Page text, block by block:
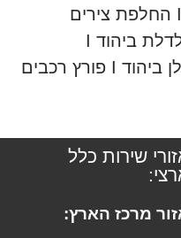
תיקון משקוף לדלת ביהוד I החלפת צירים
פורץ מנעולים ביהוד I מנעולן ביהוד I פורץ רכבים
שירות כלל
מרכז הארץ: